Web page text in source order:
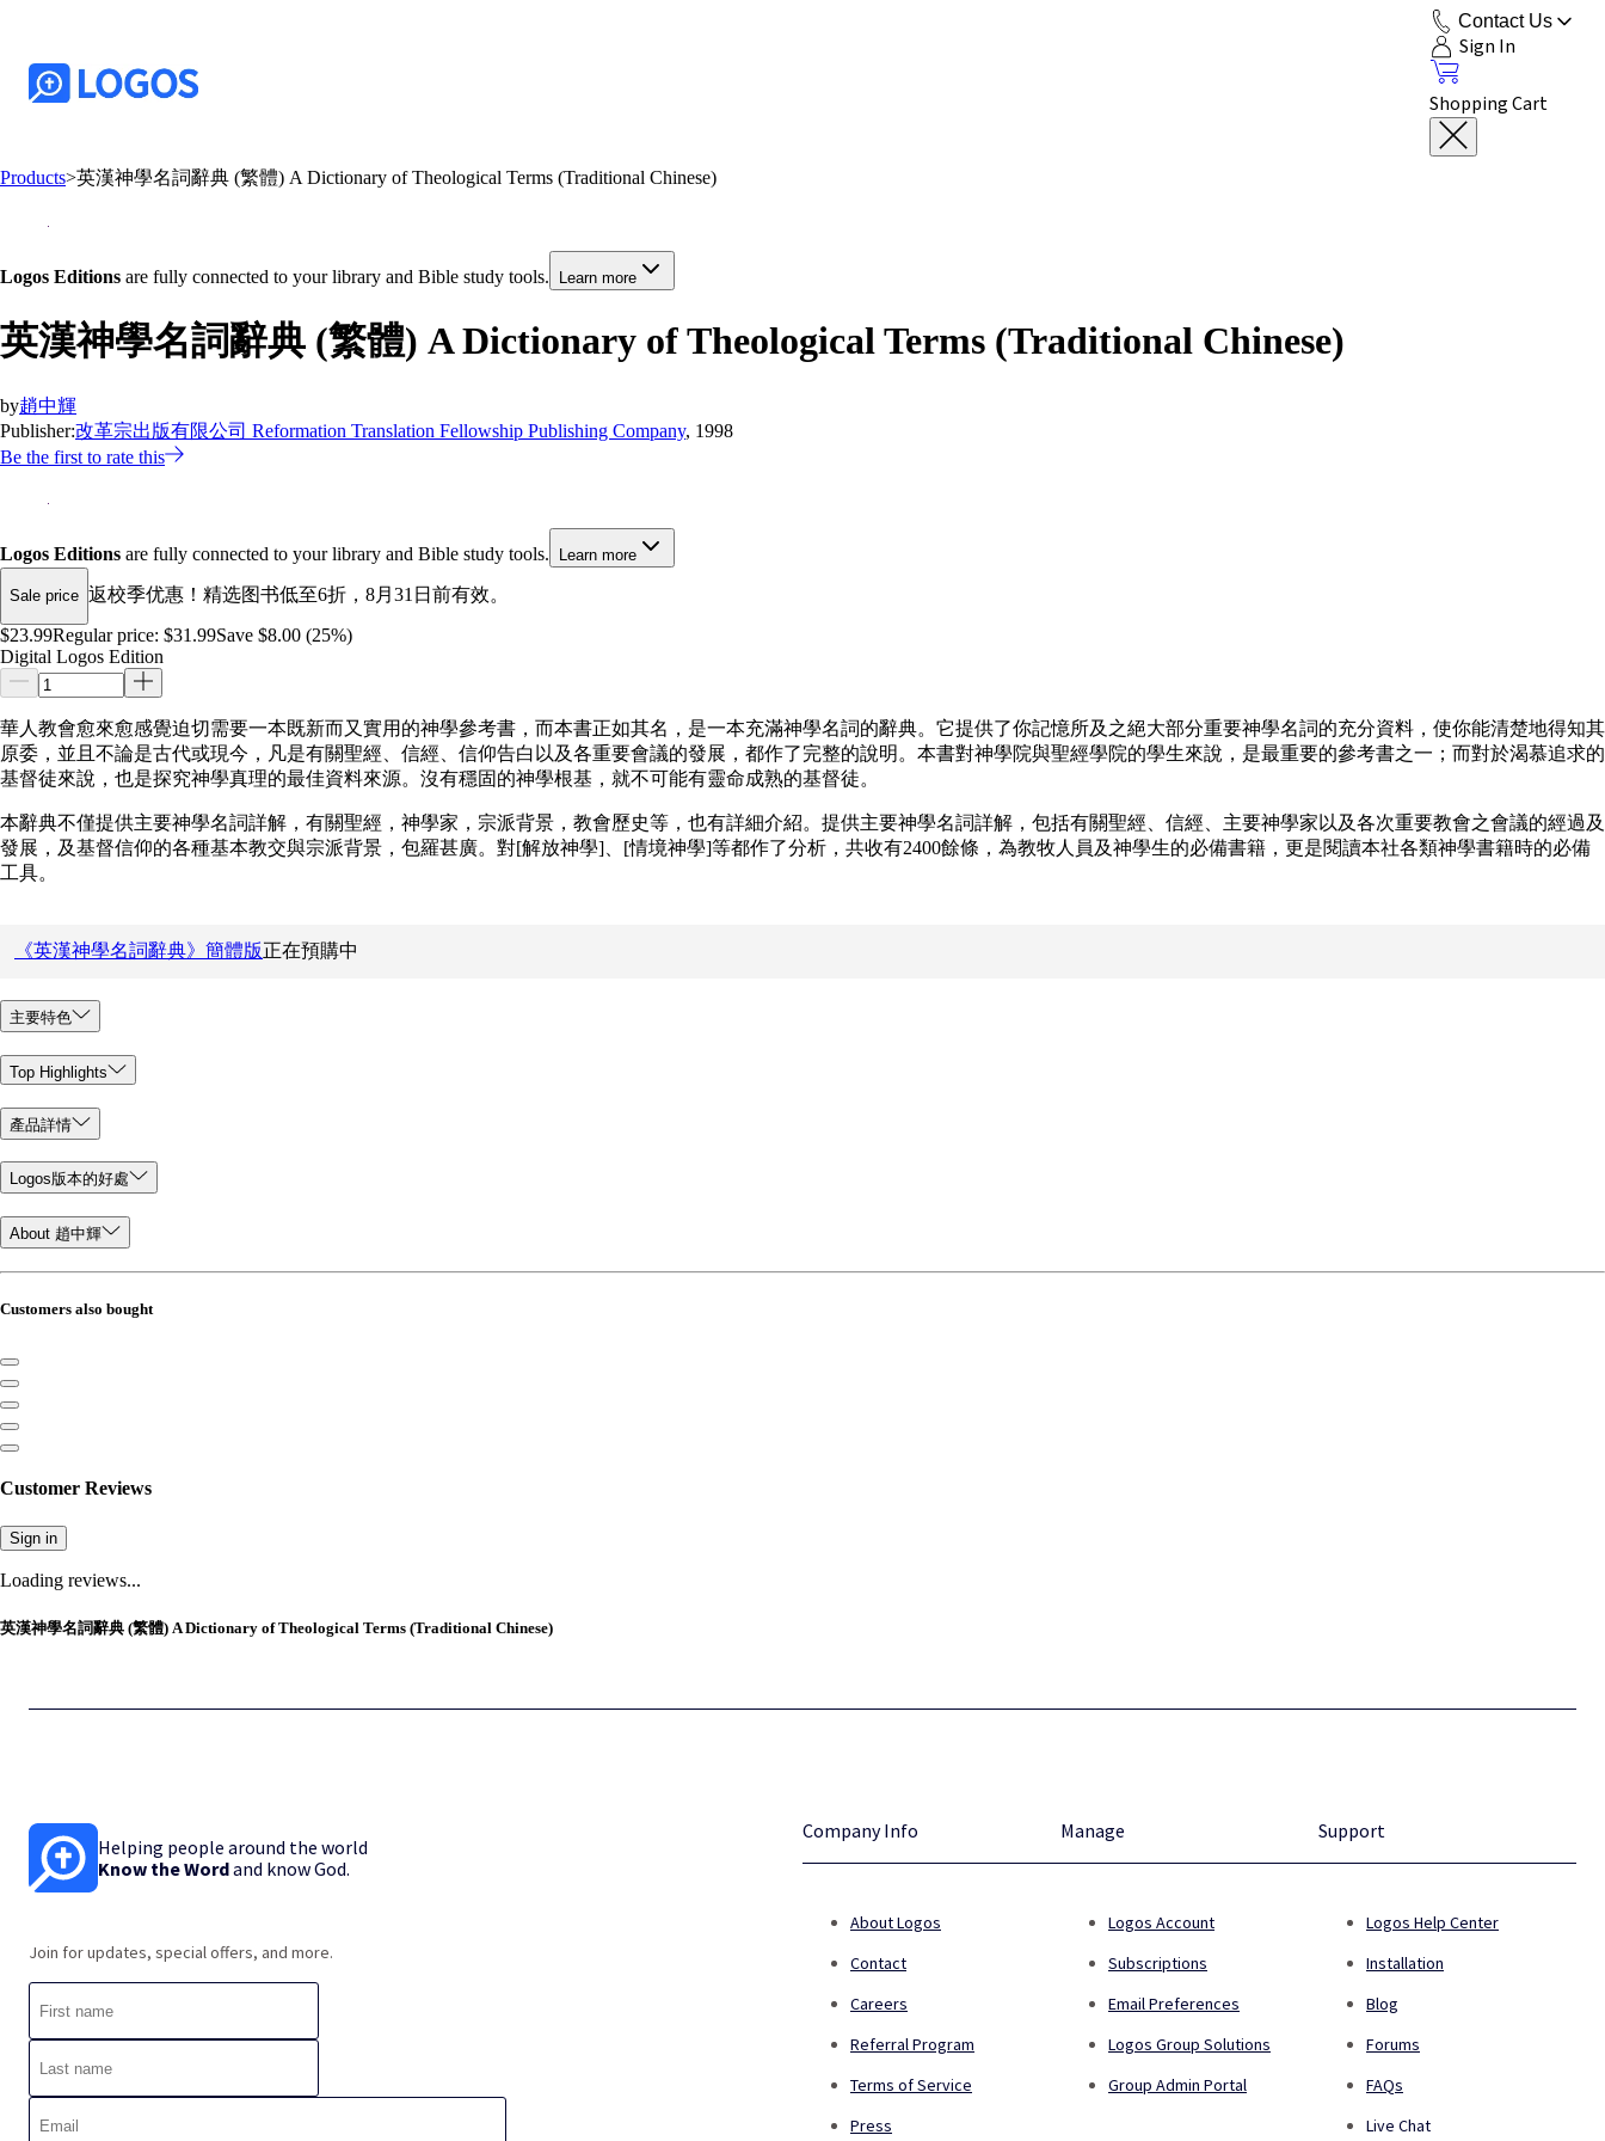
Contact Us
Sign In
Shopping Cart
Products>英漢神學名詞辭典 (繁體) A Dictionary of Theological Terms (Traditional Chinese)
Logos Editions are fully connected to your library and Bible study tools. Learn more
英漢神學名詞辭典 (繁體) A Dictionary of Theological Terms (Traditional Chinese)
by趙中輝
Publisher:改革宗出版有限公司 Reformation Translation Fellowship Publishing Company, 1998
Be the first to rate this
Logos Editions are fully connected to your library and Bible study tools. Learn more
Sale price 返校季优惠！精选图书低至6折，8月31日前有效。
$23.99Regular price: $31.99Save $8.00 (25%)
Digital Logos Edition
華人教會愈來愈感覺迫切需要一本既新而又實用的神學參考書，而本書正如其名，是一本充滿神學名詞的辭典。它提供了你記憶所及之絕大部分重要神學名詞的充分資料，使你能清楚地得知其
原委，並且不論是古代或現今，凡是有關聖經、信經、信仰告白以及各重要會議的發展，都作了完整的說明。本書對神學院與聖經學院的學生來說，是最重要的參考書之一；而對於渴慕追求的
基督徒來說，也是探究神學真理的最佳資料來源。沒有穩固的神學根基，就不可能有靈命成熟的基督徒。
本辭典不僅提供主要神學名詞詳解，有關聖經，神學家，宗派背景，教會歷史等，也有詳細介紹。提供主要神學名詞詳解，包括有關聖經、信經、主要神學家以及各次重要教會之會議的經過及
發展，及基督信仰的各種基本教交與宗派背景，包羅甚廣。對[解放神學]、[情境神學]等都作了分析，共收有2400餘條，為教牧人員及神學生的必備書籍，更是閱讀本社各類神學書籍時的必備
工具。
《英漢神學名詞辭典》簡體版正在預購中
主要特色
Top Highlights
產品詳情
Logos版本的好處
About 趙中輝
Customers also bought
Customer Reviews
Sign in
Loading reviews...
英漢神學名詞辭典 (繁體) A Dictionary of Theological Terms (Traditional Chinese)
Helping people around the world
Know the Wordand know God.
Join for updates, special offers, and more.
Company Info
About Logos
Contact
Careers
Referral Program
Terms of Service
Press
Manage
Logos Account
Subscriptions
Email Preferences
Logos Group Solutions
Group Admin Portal
Support
Logos Help Center
Installation
Blog
Forums
FAQs
Live Chat